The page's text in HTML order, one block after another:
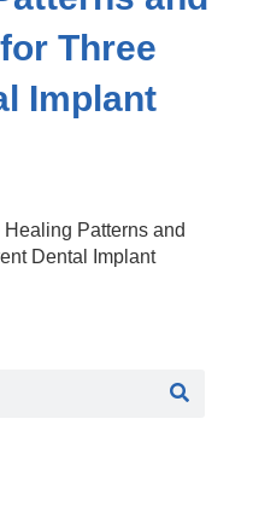
Three
Implant
Patterns and
Dental Implant